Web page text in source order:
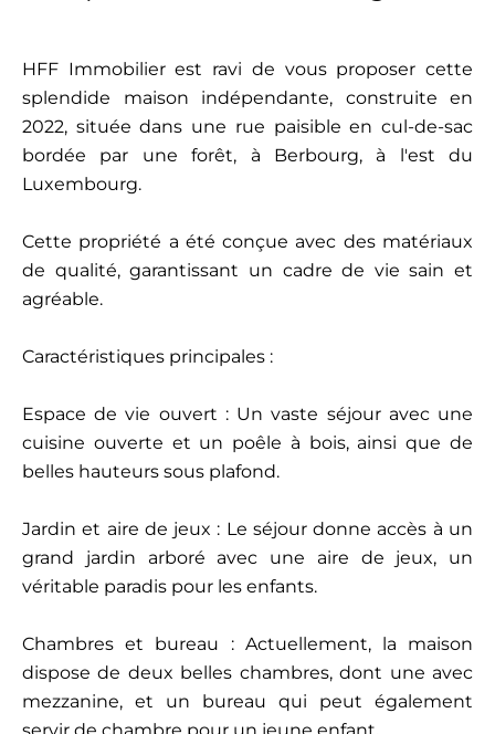
HFF Immobilier est ravi de vous proposer cette
splendide maison indépendante, construite en
2022, située dans une rue paisible en cul-de-sac
bordée par une forêt, à Berbourg, à l'est du
Luxembourg.
Cette propriété a été conçue avec des matériaux
de qualité, garantissant un cadre de vie sain et
agréable.
Caractéristiques principales :
Espace de vie ouvert : Un vaste séjour avec une
cuisine ouverte et un poêle à bois, ainsi que de
belles hauteurs sous plafond.
Jardin et aire de jeux : Le séjour donne accès à un
grand jardin arboré avec une aire de jeux, un
véritable paradis pour les enfants.
Chambres et bureau : Actuellement, la maison
dispose de deux belles chambres, dont une avec
mezzanine, et un bureau qui peut également